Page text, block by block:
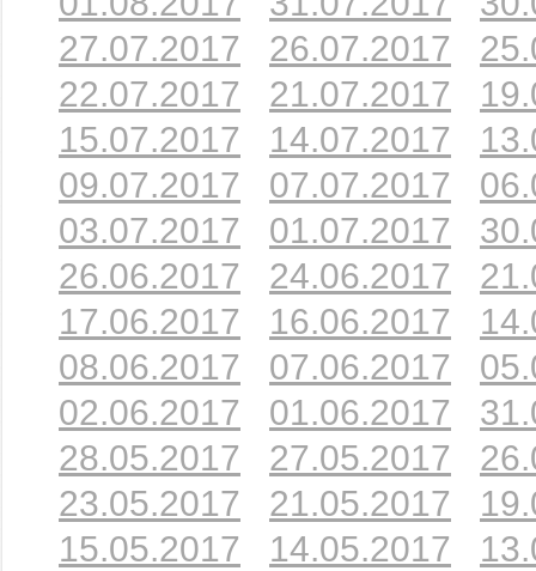
27.07.2017
26.07.2017
22.07.2017
21.07.2017
15.07.2017
14.07.2017
09.07.2017
07.07.2017
03.07.2017
01.07.2017
26.06.2017
24.06.2017
17.06.2017
16.06.2017
08.06.2017
07.06.2017
02.06.2017
01.06.2017
28.05.2017
27.05.2017
23.05.2017
21.05.2017
15.05.2017
14.05.2017